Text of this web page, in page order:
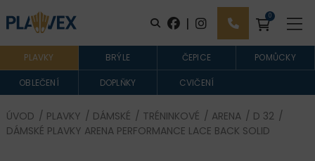
| 0
PLAVKY BRÝLE ČEPICE POMŮCKY
OBLEČENÍ DOPLŇKY CVIČENÍ
ÚVOD / PLAVKY / DÁMSKÉ / TRÉNINKOVÉ / ARENA / D 32 /
DÁMSKÉ PLAVKY ARENA PERFORMANCE LACE BACK SOLID